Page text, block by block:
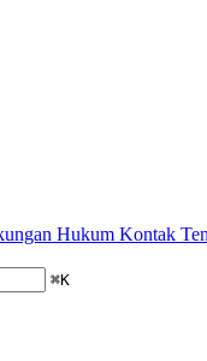
Hukum Kontak
⌘K